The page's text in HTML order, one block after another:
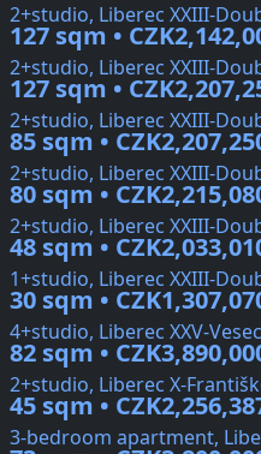
2+studio, Liberec XXIII-
127 sqm •
2+studio, Liberec XXIII-
127 sqm •
2+studio, Liberec XXIII-
85 sqm •
2+studio, Liberec XXIII-
80 sqm •
2+studio, Liberec XXIII-
48 sqm •
1+studio, Liberec XXIII-
30 sqm •
4+studio, Liberec XXV-
82 sqm •
2+studio, Liberec X-
45 sqm •
3-bedroom apartment,